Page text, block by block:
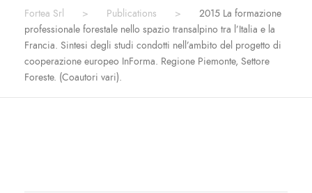
Fortea Srl > Publications >
2015 La formazione
professionale forestale nello spazio transalpino tra l’Italia e la
Francia. Sintesi degli studi condotti nell’ambito del progetto di
cooperazione europeo InForma. Regione Piemonte, Settore
Foreste. (Coautori vari).